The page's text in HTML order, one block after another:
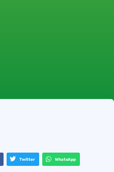
Twitter WhatsApp